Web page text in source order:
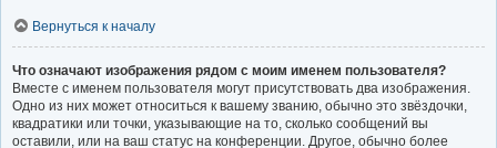
Вернуться к началу
Что означают изображения рядом с моим именем пользователя?
Вместе с именем пользователя могут присутствовать два изображения.
Одно из них может относиться к вашему званию, обычно это звёздочки,
квадратики или точки, указывающие на то, сколько сообщений вы
оставили, или на ваш статус на конференции. Другое, обычно более